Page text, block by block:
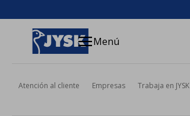
menuMenú
Atención al cliente Empresas Trabaja en JYSK
close